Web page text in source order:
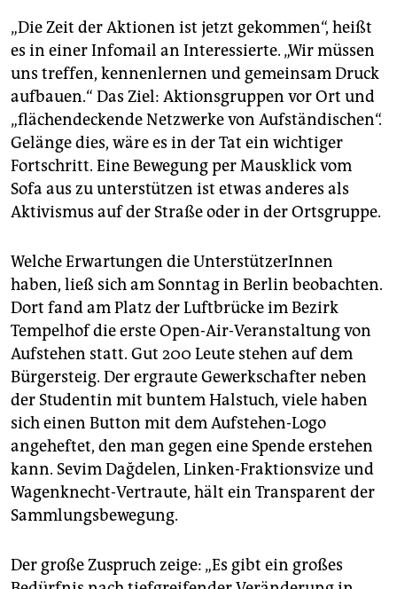
„Die Zeit der Aktionen ist jetzt gekommen“, heißt
es in einer Infomail an Interessierte. „Wir müssen
uns treffen, kennenlernen und gemeinsam Druck
aufbauen.“ Das Ziel: Aktionsgruppen vor Ort und
„flächendeckende Netzwerke von Aufständischen“.
Gelänge dies, wäre es in der Tat ein wichtiger
Fortschritt. Eine Bewegung per Mausklick vom
Sofa aus zu unterstützen ist etwas anderes als
Aktivismus auf der Straße oder in der Ortsgruppe.
Welche Erwartungen die UnterstützerInnen
haben, ließ sich am Sonntag in Berlin beobachten.
Dort fand am Platz der Luftbrücke im Bezirk
Tempelhof die erste Open-Air-Veranstaltung von
Aufstehen statt. Gut 200 Leute stehen auf dem
Bürgersteig. Der ergraute Gewerkschafter neben
der Studentin mit buntem Halstuch, viele haben
sich einen Button mit dem Aufstehen-Logo
angeheftet, den man gegen eine Spende erstehen
kann. Sevim Dağdelen, Linken-Fraktionsvize und
Wagenknecht-Vertraute, hält ein Transparent der
Sammlungsbewegung.
Der große Zuspruch zeige: „Es gibt ein großes